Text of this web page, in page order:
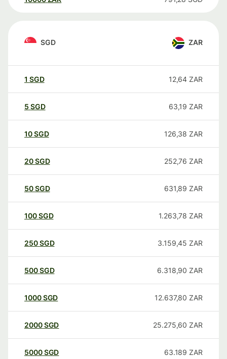
SGD ZAR
1 SGD 12,64 ZAR
5 SGD 63,19 ZAR
10SGD 126,38 ZAR
20SGD 252,76 ZAR
50SGD 631,89 ZAR
100SGD 1.263,78 ZAR
250SGD 3.159,45 ZAR
500SGD 6.318,90 ZAR
1000SGD 12.637,80 ZAR
2000SGD 25.275,60 ZAR
5000SGD 63.189 ZAR